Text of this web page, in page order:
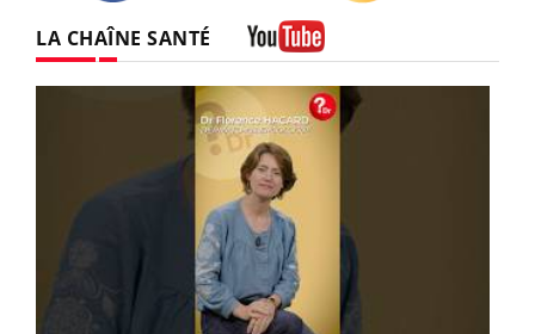
LA CHAÎNE SANTÉ